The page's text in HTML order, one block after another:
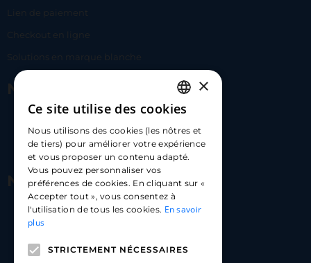
Lien de paiement
Checkout en ligne
Solutions en marque blanche
Nous contacter
hello@carloapp.com
Nous suivre
Carlo App | Instagram
FRENCH
ENGLISH
SPANISH
×
Ce site utilise des cookies
Nous utilisons des cookies (les nôtres et
de tiers) pour améliorer votre expérience
et vous proposer un contenu adapté.
Vous pouvez personnaliser vos
préférences de cookies. En cliquant sur «
Accepter tout », vous consentez à
l'utilisation de tous les cookies. En savoir
plus
STRICTEMENT NÉCESSAIRES